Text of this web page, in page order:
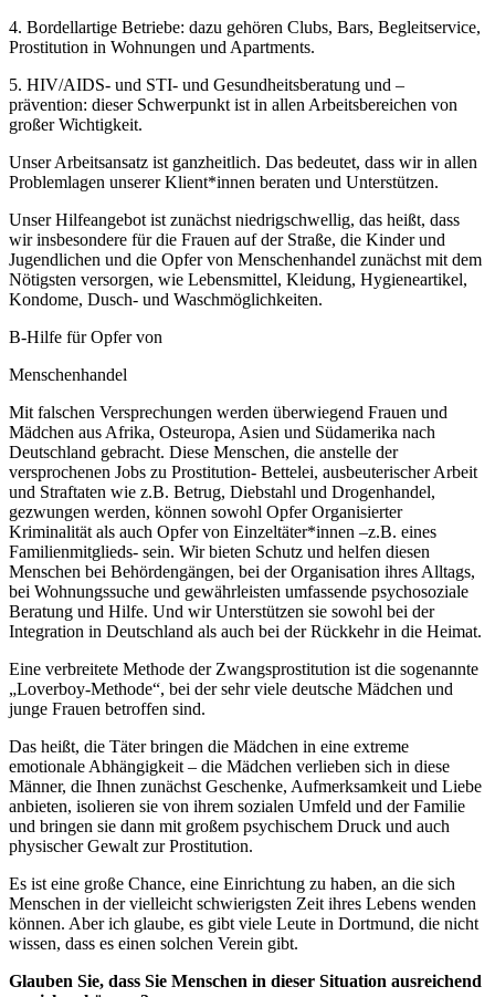
4. Bordellartige Betriebe: dazu gehören Clubs, Bars, Begleitservice,
Prostitution in Wohnungen und Apartments.
5. HIV/AIDS- und STI- und Gesundheitsberatung und –
prävention: dieser Schwerpunkt ist in allen Arbeitsbereichen von
großer Wichtigkeit.
Unser Arbeitsansatz ist ganzheitlich. Das bedeutet, dass wir in allen
Problemlagen unserer Klient*innen beraten und Unterstützen.
Unser Hilfeangebot ist zunächst niedrigschwellig, das heißt, dass
wir insbesondere für die Frauen auf der Straße, die Kinder und
Jugendlichen und die Opfer von Menschenhandel zunächst mit dem
Nötigsten versorgen, wie Lebensmittel, Kleidung, Hygieneartikel,
Kondome, Dusch- und Waschmöglichkeiten.
B-Hilfe für Opfer von
Menschenhandel
Mit falschen Versprechungen werden überwiegend Frauen und
Mädchen aus Afrika, Osteuropa, Asien und Südamerika nach
Deutschland gebracht. Diese Menschen, die anstelle der
versprochenen Jobs zu Prostitution- Bettelei, ausbeuterischer Arbeit
und Straftaten wie z.B. Betrug, Diebstahl und Drogenhandel,
gezwungen werden, können sowohl Opfer Organisierter
Kriminalität als auch Opfer von Einzeltäter*innen –z.B. eines
Familienmitglieds- sein. Wir bieten Schutz und helfen diesen
Menschen bei Behördengängen, bei der Organisation ihres Alltags,
bei Wohnungssuche und gewährleisten umfassende psychosoziale
Beratung und Hilfe. Und wir Unterstützen sie sowohl bei der
Integration in Deutschland als auch bei der Rückkehr in die Heimat.
Eine verbreitete Methode der Zwangsprostitution ist die sogenannte
„Loverboy-Methode“, bei der sehr viele deutsche Mädchen und
junge Frauen betroffen sind.
Das heißt, die Täter bringen die Mädchen in eine extreme
emotionale Abhängigkeit – die Mädchen verlieben sich in diese
Männer, die Ihnen zunächst Geschenke, Aufmerksamkeit und Liebe
anbieten, isolieren sie von ihrem sozialen Umfeld und der Familie
und bringen sie dann mit großem psychischem Druck und auch
physischer Gewalt zur Prostitution.
Es ist eine große Chance, eine Einrichtung zu haben, an die sich
Menschen in der vielleicht schwierigsten Zeit ihres Lebens wenden
können. Aber ich glaube, es gibt viele Leute in Dortmund, die nicht
wissen, dass es einen solchen Verein gibt.
Glauben Sie, dass Sie Menschen in dieser Situation ausreichend